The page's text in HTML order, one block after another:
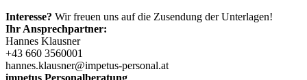
Interesse? Wir freuen uns auf die Zusendung der Unterlagen!
Ihr Ansprechpartner:
Hannes Klausner
+43 660 3560001
hannes.klausner@impetus-personal.at
impetus Personalberatung